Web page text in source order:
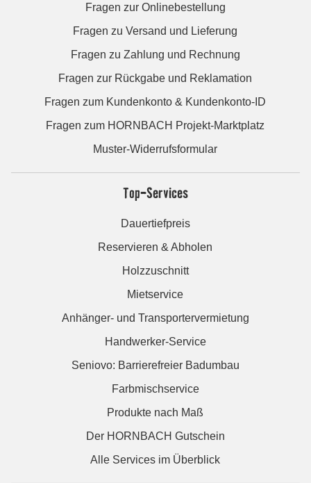
Fragen zur Onlinebestellung
Fragen zu Versand und Lieferung
Fragen zu Zahlung und Rechnung
Fragen zur Rückgabe und Reklamation
Fragen zum Kundenkonto & Kundenkonto-ID
Fragen zum HORNBACH Projekt-Marktplatz
Muster-Widerrufsformular
Top-Services
Dauertiefpreis
Reservieren & Abholen
Holzzuschnitt
Mietservice
Anhänger- und Transportervermietung
Handwerker-Service
Seniovo: Barrierefreier Badumbau
Farbmischservice
Produkte nach Maß
Der HORNBACH Gutschein
Alle Services im Überblick